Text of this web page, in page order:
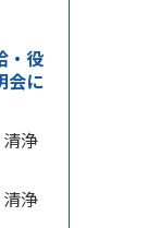
・役
会に
浄
浄